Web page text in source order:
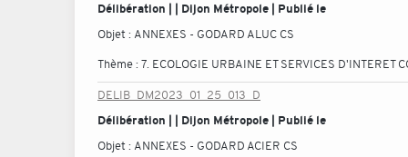
Délibération | | Dijon Métropole | Publié le
Objet : ANNEXES - GODARD ALUC CS
Thème :7. ECOLOGIE URBAINE ET SERVICES D'INTERET
DELIB_DM2023_01_25_013_D
Délibération | | Dijon Métropole | Publié le
Objet : ANNEXES - GODARD ACIER CS